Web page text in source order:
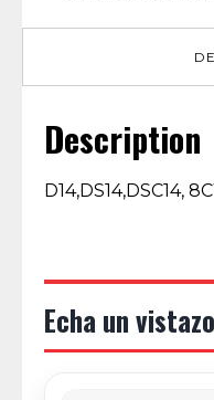
Description
D14,DS14,DSC14,
Echa un